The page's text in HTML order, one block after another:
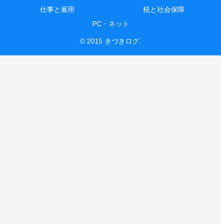
仕事と雇用
税と社会保障
PC・ネット
© 2015 きづきログ.